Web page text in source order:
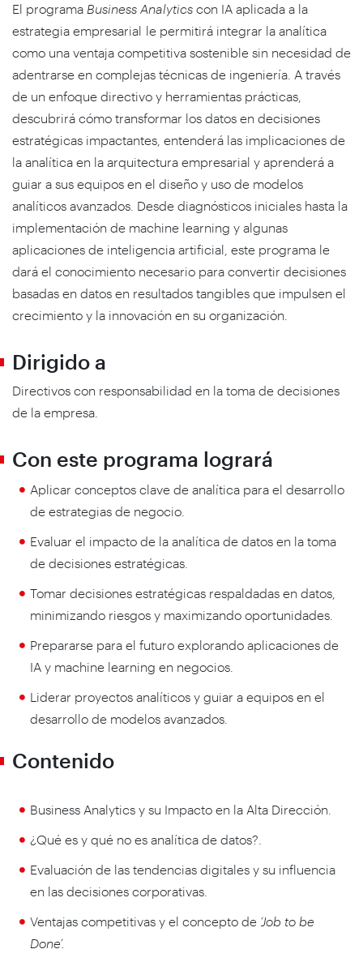
El programa Business Analytics con IA aplicada a la
estrategia empresarial le permitirá integrar la analítica
como una ventaja competitiva sostenible sin necesidad de
adentrarse en complejas técnicas de ingeniería. A través
de un enfoque directivo y herramientas prácticas,
descubrirá cómo transformar los datos en decisiones
estratégicas impactantes, entenderá las implicaciones de
la analítica en la arquitectura empresarial y aprenderá a
guiar a sus equipos en el diseño y uso de modelos
analíticos avanzados. Desde diagnósticos iniciales hasta la
implementación de machine learning y algunas
aplicaciones de inteligencia artificial, este programa le
dará el conocimiento necesario para convertir decisiones
basadas en datos en resultados tangibles que impulsen el
crecimiento y la innovación en su organización.
Dirigido a
Directivos con responsabilidad en la toma de decisiones
de la empresa.
Con este programa logrará
Aplicar conceptos clave de analítica para el desarrollo
de estrategias de negocio.
Evaluar el impacto de la analítica de datos en la toma
de decisiones estratégicas.
Tomar decisiones estratégicas respaldadas en datos,
minimizando riesgos y maximizando oportunidades.
Prepararse para el futuro explorando aplicaciones de
IA y machine learning en negocios.
Liderar proyectos analíticos y guiar a equipos en el
desarrollo de modelos avanzados.
Contenido
Business Analytics y su Impacto en la Alta Dirección.
¿Qué es y qué no es analítica de datos?.
Evaluación de las tendencias digitales y su influencia
en las decisiones corporativas.
Ventajas competitivas y el concepto de ‘Job to be
Done’.